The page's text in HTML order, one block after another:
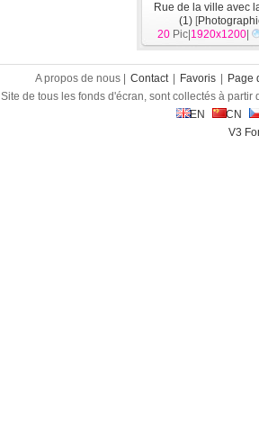
Rue de la ville avec
(1) [
20 Pic| 1920x1200
A propos de nous | Contact Favoris
Page
Site de tous les fonds d'écran, sont collectés à
EN
CN
V3